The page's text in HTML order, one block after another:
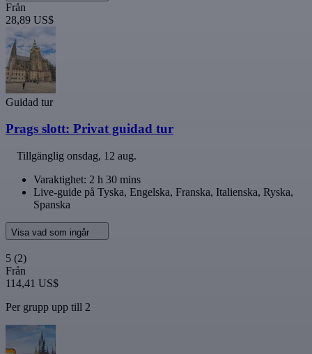
Från
28,89 US$
Guidad tur
Prags slott: Privat guidad tur
Tillgänglig onsdag, 12 aug.
Varaktighet: 2 h 30 mins
Live-guide på Tyska, Engelska, Franska, Italienska, Ryska,
Spanska
Visa vad som ingår
5 (2)
Från
114,41 US$
Per grupp upp till 2